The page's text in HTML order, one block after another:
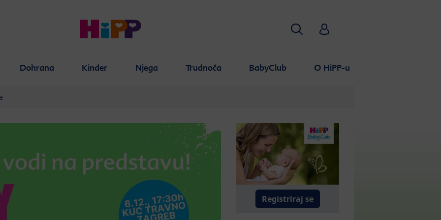
Dohrana Kinder Njega Trudnoća BabyClub O HiPP-u
Pretraživanje
HiPP Babyclub
Registriraj se